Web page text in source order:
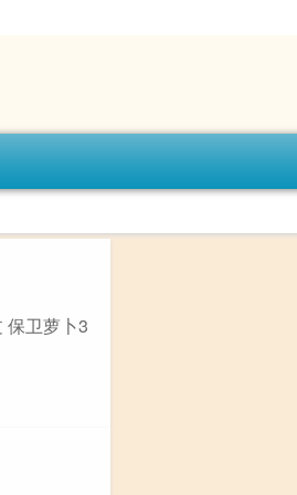
保卫萝卜3